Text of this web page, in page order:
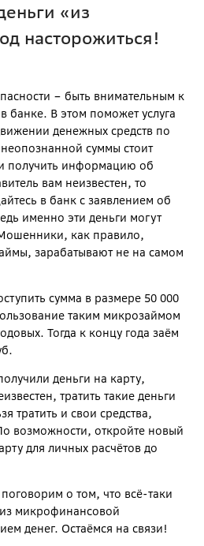
«из
насторожиться!
– быть внимательным к
банке. В этом поможет услуга
денежных средств по
суммы стоит
получить информацию об
вам неизвестен, то
в банк с заявлением об
именно эти деньги могут
как правило,
зарабатывают не на самом
сумма в размере 50 000
таким микрозаймом
Тогда к концу года заём
деньги на карту,
тратить такие деньги
тратить и свои средства,
возможности, откройте новый
для личных расчётов до
о том, что всё-таки
микрофинансовой
денег. Остаёмся на связи!